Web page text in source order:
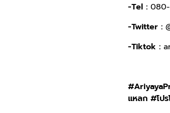
-Tel :
-Twitter :
-Tiktok :
แหลก #โป